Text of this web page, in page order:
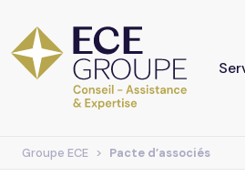
Groupe ECE Pacte d’associés